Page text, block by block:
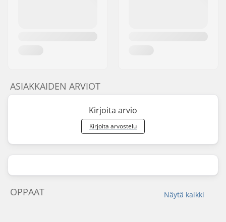
ASIAKKAIDEN ARVIOT
Kirjoita arvio
Kirjoita arvostelu
Näytä kaikki
OPPAAT